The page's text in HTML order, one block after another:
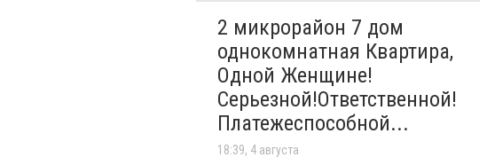
2 микрорайон 7 дом
однокомнатная Квартира,
Одной Женщине!
Серьезной!Ответственной!
Платежеспособной...
18:39, 4 августа